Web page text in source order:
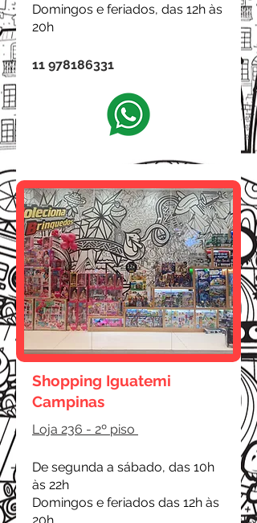
Domingos e feriados, das 12h às
20h
11 978186331
Shopping Iguatemi
Campinas
Loja 236 - 2º piso
De segunda a sábado, das 10h
às 22h
Domingos e feriados das 12h às